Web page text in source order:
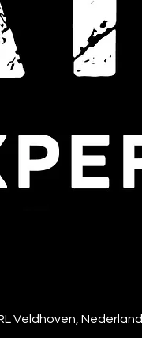
Veldhoven, Nederland